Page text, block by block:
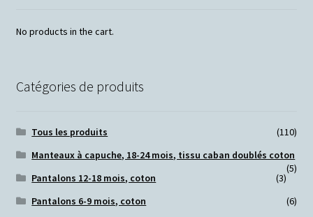
No products in the cart.
Catégories de produits
Tous les produits
(110)
Manteaux à capuche, 18-24 mois, tissu caban doublés coton
(5)
Pantalons 12-18 mois, coton
(3)
Pantalons 6-9 mois, coton
(6)